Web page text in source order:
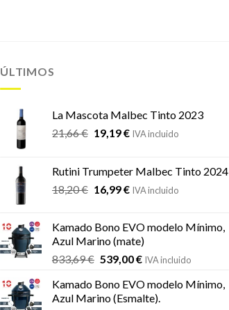
ÚLTIMOS
La Mascota Malbec Tinto 2023
21,66€ El
era:
21,66 €.
19,19€El
es:
19,19 €.
IVA incluido
Rutini Trumpeter Malbec Tinto 2024
18,20€ El
era:
18,20 €.
16,99€El
es:
16,99 €.
IVA incluido
Kamado Bono EVO modelo Mínimo,
Azul Marino (mate)
833,69€ El
original
era:
539,00€El
actual
es:
IVA incluido
Kamado Bono EVO modelo Mínimo,
Azul Marino (Esmalte).